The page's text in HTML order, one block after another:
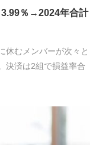
3.99％→2024年合計
休むメンバーが次々と
決済は2組で損益率合